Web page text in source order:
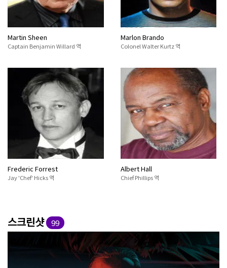
Martin Sheen
Captain Benjamin Willard 역
Marlon Brando
Colonel Walter Kurtz 역
Frederic Forrest
Jay 'Chef' Hicks 역
Albert Hall
Chief Phillips 역
스크린샷 99